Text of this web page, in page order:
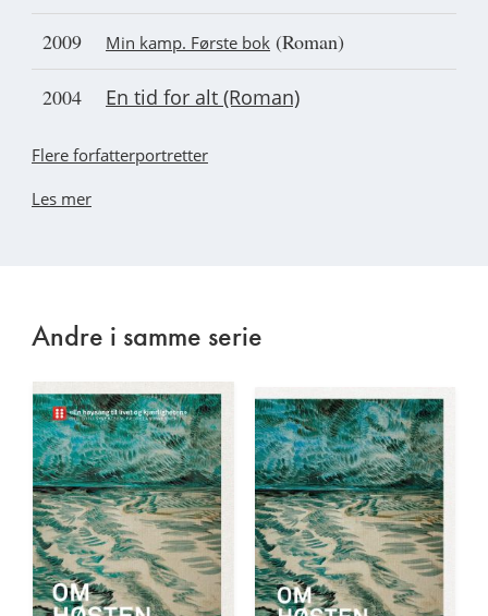
2009 Min kamp. Første bok (Roman)
2004 En tid for alt (Roman)
Flere forfatterportretter
Les mer
Andre i samme serie